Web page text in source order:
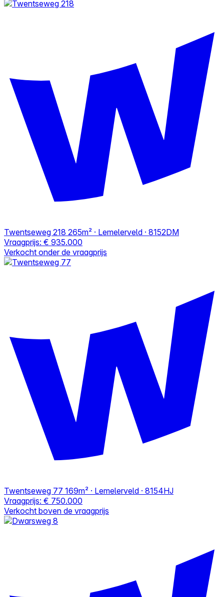
Twentseweg 218 265m² · Lemelerveld · 8152DM
Vraagprijs: € 935.000
Verkocht onder de vraagprijs
Twentseweg 77 169m² · Lemelerveld · 8154HJ
Vraagprijs: € 750.000
Verkocht boven de vraagprijs